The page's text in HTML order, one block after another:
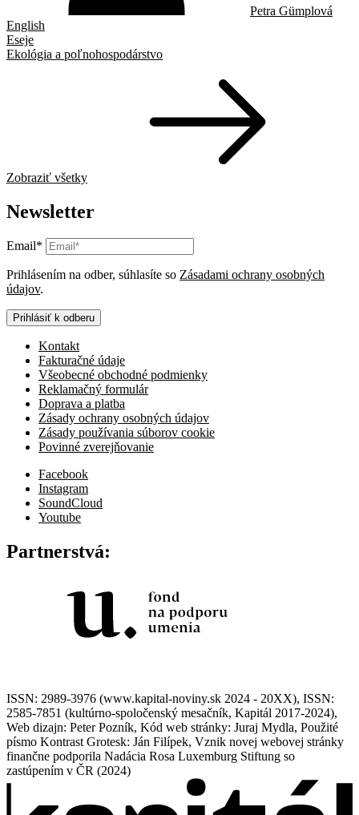
Petra Gümplová
English
Eseje
Ekológia a poľnohospodárstvo
Zobraziť všetky
Newsletter
Email*
Prihlásením na odber, súhlasíte so Zásadami ochrany osobných
údajov.
Prihlásiť k odberu
Kontakt
Fakturačné údaje
Všeobecné obchodné podmienky
Reklamačný formulár
Doprava a platba
Zásady ochrany osobných údajov
Zásady používania súborov cookie
Povinné zverejňovanie
Facebook
Instagram
SoundCloud
Youtube
Partnerstvá:
ISSN: 2989-3976 (www.kapital-noviny.sk 2024 - 20XX), ISSN:
2585-7851 (kultúrno-spoločenský mesačník, Kapitál 2017-2024),
Web dizajn: Peter Pozník, Kód web stránky: Juraj Mydla, Použité
písmo Kontrast Grotesk: Ján Filípek, Vznik novej webovej stránky
finančne podporila Nadácia Rosa Luxemburg Stiftung so
zastúpením v ČR (2024)